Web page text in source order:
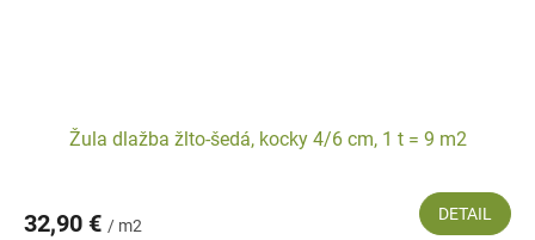
Žula dlažba žlto-šedá, kocky 4/6 cm, 1 t = 9 m2
32,90 € / m2
DETAIL